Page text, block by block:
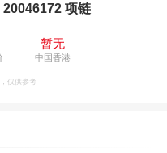
项链
暂无
中国香港
仅供参考